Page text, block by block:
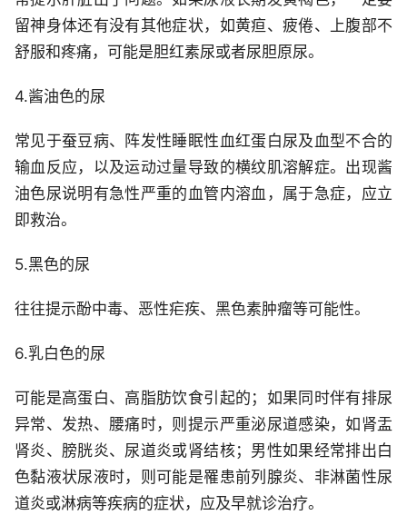
留神身体还有没有其他症状，如黄疸、疲倦、上腹部不
舒服和疼痛，可能是胆红素尿或者尿胆原尿。
4.酱油色的尿
常见于蚕豆病、阵发性睡眠性血红蛋白尿及血型不合的
输血反应，以及运动过量导致的横纹肌溶解症。出现酱
油色尿说明有急性严重的血管内溶血，属于急症，应立
即救治。
5.黑色的尿
往往提示酚中毒、恶性疟疾、黑色素肿瘤等可能性。
6.乳白色的尿
可能是高蛋白、高脂肪饮食引起的；如果同时伴有排尿
异常、发热、腰痛时，则提示严重泌尿道感染，如肾盂
肾炎、膀胱炎、尿道炎或肾结核；男性如果经常排出白
色黏液状尿液时，则可能是罹患前列腺炎、非淋菌性尿
道炎或淋病等疾病的症状，应及早就诊治疗。